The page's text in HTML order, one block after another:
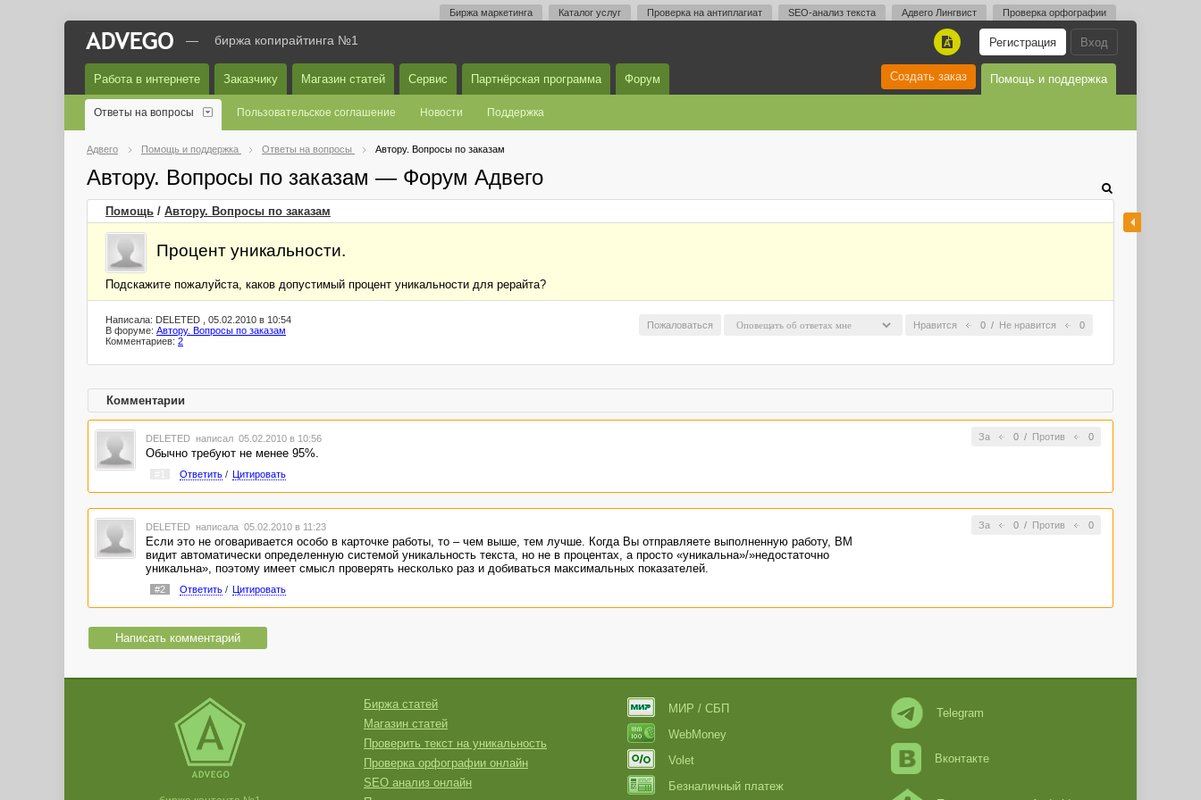
Биржа маркетинга Каталог услуг Проверка на антиплагиат SEO-анализ текста Адвего Лингвист Проверка орфографии
Вход
Регистрация
A
— биржа копирайтинга №1
Работа в интернете Заказчику Магазин статей Сервис Партнёрская программа Форум Помощь и поддержка
Создать заказ
Ответы на вопросы Пользовательское соглашение Новости Поддержка
Адвего Помощь и поддержка Ответы на вопросы Автору. Вопросы по заказам
Автору. Вопросы по заказам — Форум Адвего
Помощь / Автору. Вопросы по заказам
Процент уникальности.
Подскажите пожалуйста, каков допустимый процент уникальности для рерайта?
Нравится 0 / Не нравится 0
Пожаловаться
Написала: DELETED , 05.02.2010 в 10:54
В форуме: Автору. Вопросы по заказам
Комментариев: 2
Комментарии
За 0/ Против 0
DELETED написал 05.02.2010 в 10:56
Обычно требуют не менее 95%.
Ответить/ Цитировать
За 0/ Против 0
DELETED написала 05.02.2010 в 11:23
Если это не оговаривается особо в карточке работы, то – чем выше, тем лучше. Когда Вы отправляете выполненную работу, ВМ
видит автоматически определенную системой уникальность текста, но не в процентах, а просто «уникальна»/»недостаточно
уникальна», поэтому имеет смысл проверять несколько раз и добиваться максимальных показателей.
#2 Ответить/ Цитировать
Написать комментарий
Биржа статей
Магазин статей
Проверить текст на уникальность
Проверка орфографии онлайн
SEO анализ онлайн
МИР / СБП
WebMoney
Volet
Безналичный платеж
Telegram
Вконтакте